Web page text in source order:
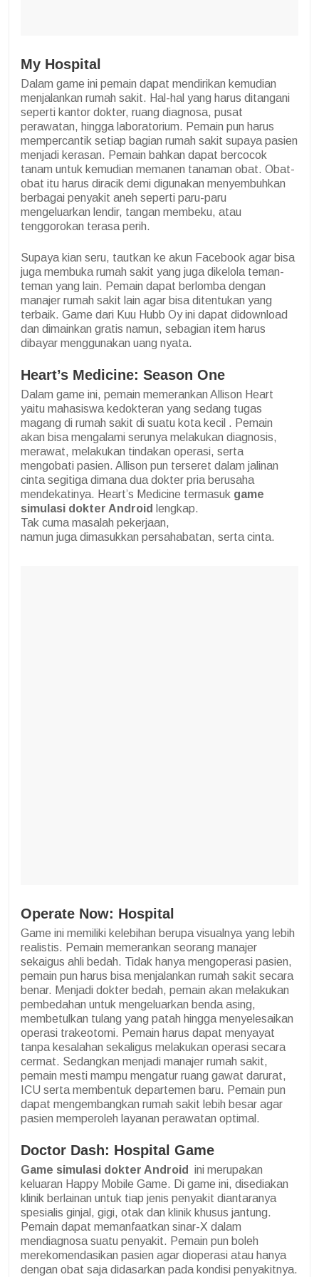
My Hospital
Dalam game ini pemain dapat mendirikan kemudian
menjalankan rumah sakit. Hal-hal yang harus ditangani
seperti kantor dokter, ruang diagnosa, pusat
perawatan, hingga laboratorium. Pemain pun harus
mempercantik setiap bagian rumah sakit supaya pasien
menjadi kerasan. Pemain bahkan dapat bercocok
tanam untuk kemudian memanen tanaman obat. Obat-
obat itu harus diracik demi digunakan menyembuhkan
berbagai penyakit aneh seperti paru-paru
mengeluarkan lendir, tangan membeku, atau
tenggorokan terasa perih.
Supaya kian seru, tautkan ke akun Facebook agar bisa
juga membuka rumah sakit yang juga dikelola teman-
teman yang lain. Pemain dapat berlomba dengan
manajer rumah sakit lain agar bisa ditentukan yang
terbaik. Game dari Kuu Hubb Oy ini dapat didownload
dan dimainkan gratis namun, sebagian item harus
dibayar menggunakan uang nyata.
Heart’s Medicine: Season One
Dalam game ini, pemain memerankan Allison Heart
yaitu mahasiswa kedokteran yang sedang tugas
magang di rumah sakit di suatu kota kecil . Pemain
akan bisa mengalami serunya melakukan diagnosis,
merawat, melakukan tindakan operasi, serta
mengobati pasien. Allison pun terseret dalam jalinan
cinta segitiga dimana dua dokter pria berusaha
mendekatinya. Heart’s Medicine termasuk game
simulasi dokter Android lengkap.
Tak cuma masalah pekerjaan,
namun juga dimasukkan persahabatan, serta cinta.
Operate Now: Hospital
Game ini memiliki kelebihan berupa visualnya yang lebih
realistis. Pemain memerankan seorang manajer
sekaigus ahli bedah. Tidak hanya mengoperasi pasien,
pemain pun harus bisa menjalankan rumah sakit secara
benar. Menjadi dokter bedah, pemain akan melakukan
pembedahan untuk mengeluarkan benda asing,
membetulkan tulang yang patah hingga menyelesaikan
operasi trakeotomi. Pemain harus dapat menyayat
tanpa kesalahan sekaligus melakukan operasi secara
cermat. Sedangkan menjadi manajer rumah sakit,
pemain mesti mampu mengatur ruang gawat darurat,
ICU serta membentuk departemen baru. Pemain pun
dapat mengembangkan rumah sakit lebih besar agar
pasien memperoleh layanan perawatan optimal.
Doctor Dash: Hospital Game
Game simulasi dokter Android
ini merupakan
keluaran Happy Mobile Game. Di game ini, disediakan
klinik berlainan untuk tiap jenis penyakit diantaranya
spesialis ginjal, gigi, otak dan klinik khusus jantung.
Pemain dapat memanfaatkan sinar-X dalam
mendiagnosa suatu penyakit. Pemain pun boleh
merekomendasikan pasien agar dioperasi atau hanya
dengan obat saja didasarkan pada kondisi penyakitnya.